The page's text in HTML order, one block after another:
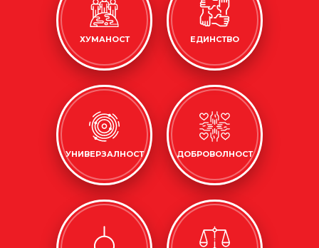
ХУМАНОСТ ЕДИНСТВО
УНИВЕРЗАЛНОСТ ДОБРОВОЛНОСТ